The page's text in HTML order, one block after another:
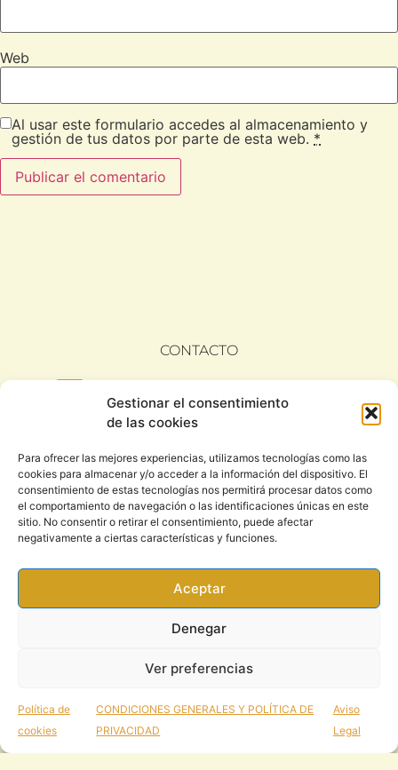
Gestionar el consentimiento
de las cookies
Para ofrecer las mejores experiencias, utilizamos tecnologías como las
cookies para almacenar y/o acceder a la información del dispositivo. El
consentimiento de estas tecnologías nos permitirá procesar datos como
el comportamiento de navegación o las identificaciones únicas en este
sitio. No consentir o retirar el consentimiento, puede afectar
negativamente a ciertas características y funciones.
Aceptar
Denegar
Ver preferencias
Política de
cookies
CONDICIONES GENERALES Y POLÍTICA DE
PRIVACIDAD
Aviso
Legal
Web
Al usar este formulario accedes al almacenamiento y
gestión de tus datos por parte de esta web. *
CONTACTO
Rootsound:
Noticias
somos)